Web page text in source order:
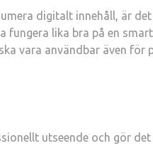
digitalt innehåll, är
fungera lika bra på en
vara användbar även för
utseende och gör